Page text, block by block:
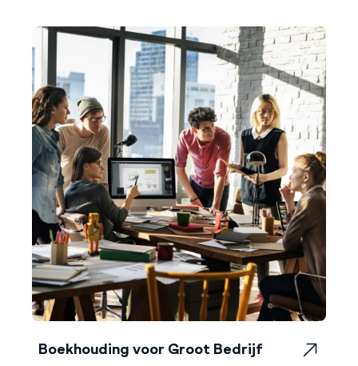
Boekhouding voor Groot Bedrijf
Boekhouding voor Groot Bedrijf